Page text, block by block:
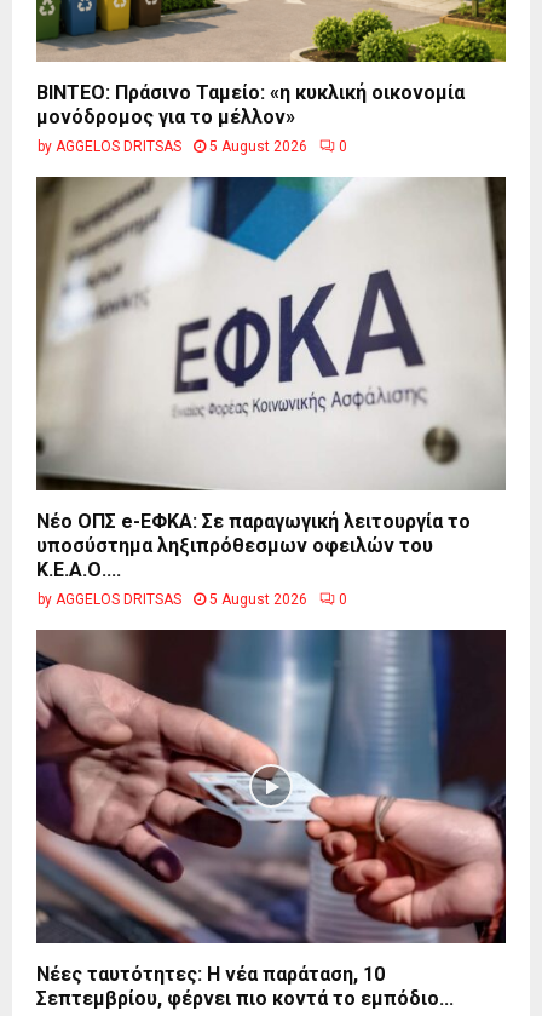
BINTEO: Πράσινο Ταμείο: «η κυκλική οικονομία
μονόδρομος για το μέλλον»
by AGGELOS DRITSAS 5 August 2026 0
Νέο ΟΠΣ e-ΕΦΚΑ: Σε παραγωγική λειτουργία το
υποσύστημα ληξιπρόθεσμων οφειλών του
Κ.Ε.Α.Ο....
by AGGELOS DRITSAS 5 August 2026 0
Νέες ταυτότητες: Η νέα παράταση, 10
Σεπτεμβρίου, φέρνει πιο κοντά το εμπόδιο...